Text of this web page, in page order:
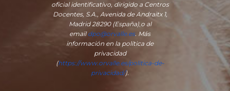
oficial identificativo, dirigido a Centros
Docentes, S.A., Avenida de Andraitx 1,
Madrid 28290 (España),o al
emaildpo@orvalle.es. Más
información en la política de
privacidad
(https://www.orvalle.es/politica-de-
privacidad/).